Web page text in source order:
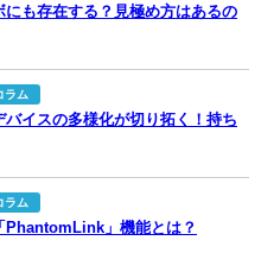
にも存在する？見極め方はあるの
ラム
イスの多様化が切り拓く！持ち
ラム
PhantomLink」機能とは？